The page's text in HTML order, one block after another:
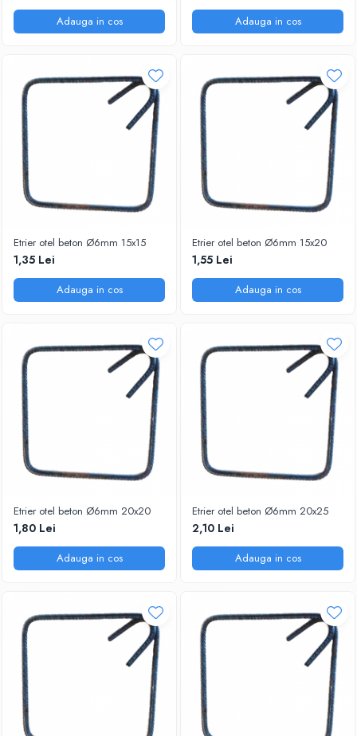
Adauga in cos Adauga in cos
Etrier otel beton Ø6mm 15x15
1,35 Lei
Adauga in cos
Etrier otel beton Ø6mm 15x20
1,55 Lei
Adauga in cos
Etrier otel beton Ø6mm 20x20
1,80 Lei
Adauga in cos
Etrier otel beton Ø6mm 20x25
2,10 Lei
Adauga in cos